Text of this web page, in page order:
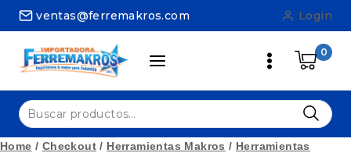
Skip
ventas@ferremakros.com Login
0
Buscar
por:
Home / Checkout / Herramientas Makros / Herramientas